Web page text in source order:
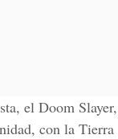
el Doom Slayer,
con la Tierra